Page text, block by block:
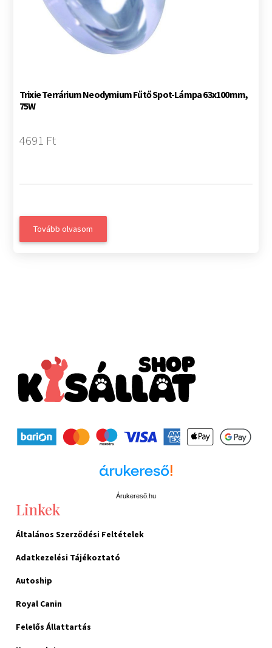
Trixie Terrárium Neodymium Fűtő Spot-Lámpa 63x100mm,
75W
4691 Ft
Tovább olvasom
Árukereső.hu
Linkek
Általános Szerződési Feltételek
Adatkezelési Tájékoztató
Autoship
Royal Canin
Felelős Állattartás